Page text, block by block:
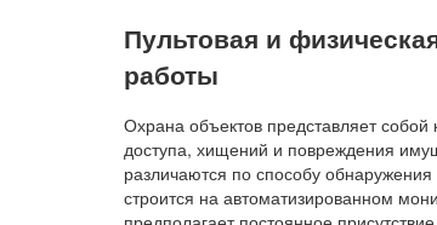
Пультовая и
работы
Охрана объектов представляет
доступа, хищений и повреждения
различаются по способу
строится на автоматизированном